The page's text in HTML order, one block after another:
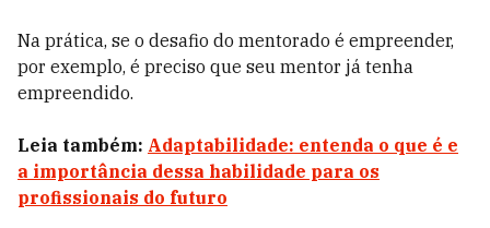
Na prática, se o desafio do mentorado é empreender,
por exemplo, é preciso que seu mentor já tenha
empreendido.
Leia também: Adaptabilidade: entenda o que é e
a importância dessa habilidade para os
profissionais do futuro